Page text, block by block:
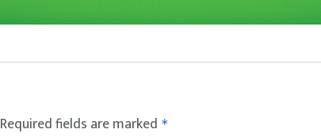
Required fields are marked *